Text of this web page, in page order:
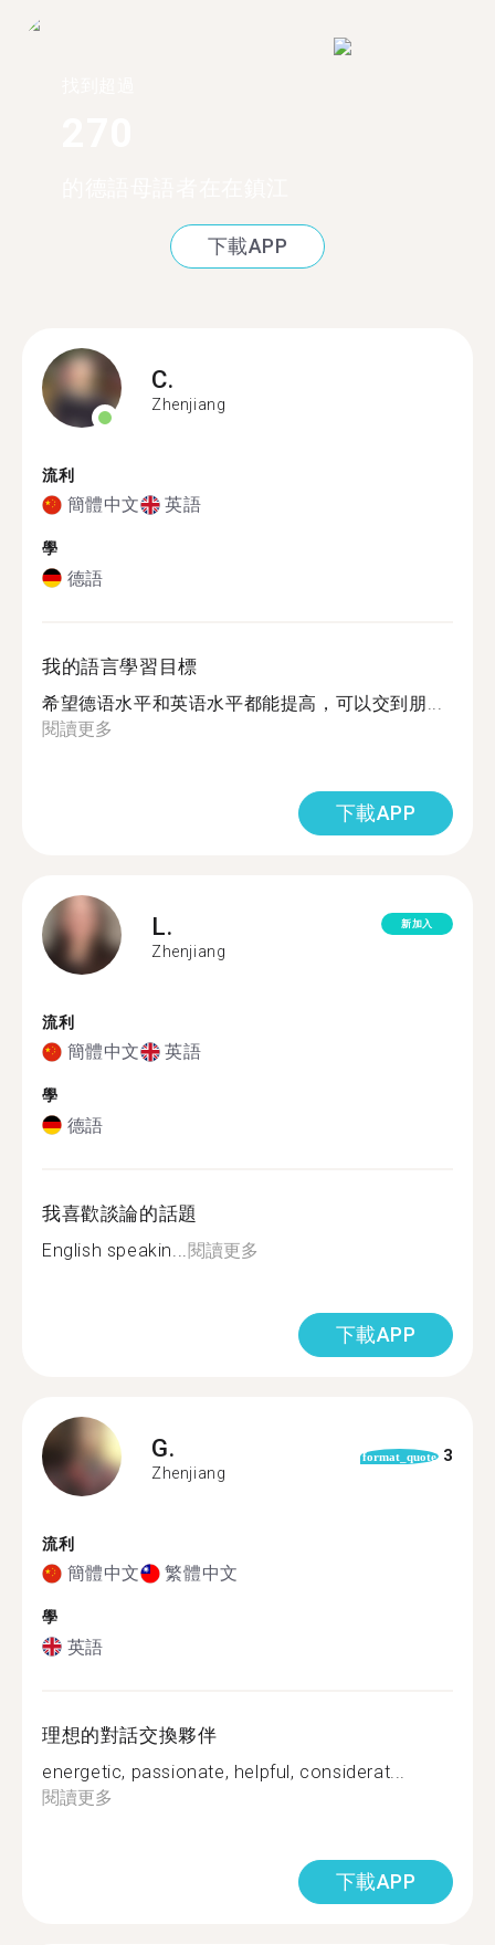
下載APP
C.
Zhenjiang
流利
簡體中文 英語
學
德語
我的語言學習目標
希望德语水平和英语水平都能提高，可以交到朋...
閱讀更多
下載APP
L.
Zhenjiang
新加入
流利
簡體中文 英語
學
德語
我喜歡談論的話題
English speakin... 閱讀更多
下載APP
G.
Zhenjiang
format_quote 3
流利
簡體中文 繁體中文
學
英語
理想的對話交換夥伴
energetic, passionate, helpful, considerat...
閱讀更多
下載APP